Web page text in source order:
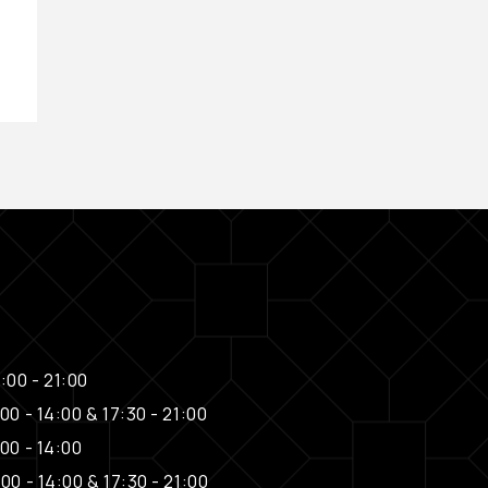
- 21:00
- 14:00 & 17:30 - 21:00
- 14:00
- 14:00 & 17:30 - 21:00